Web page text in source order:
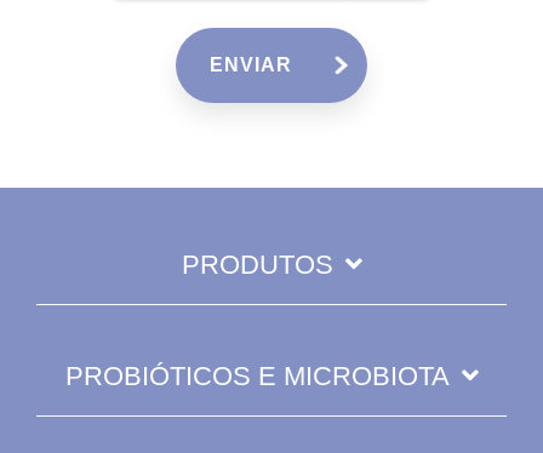
PRODUTOS
PROBIÓTICOS E MICROBIOTA